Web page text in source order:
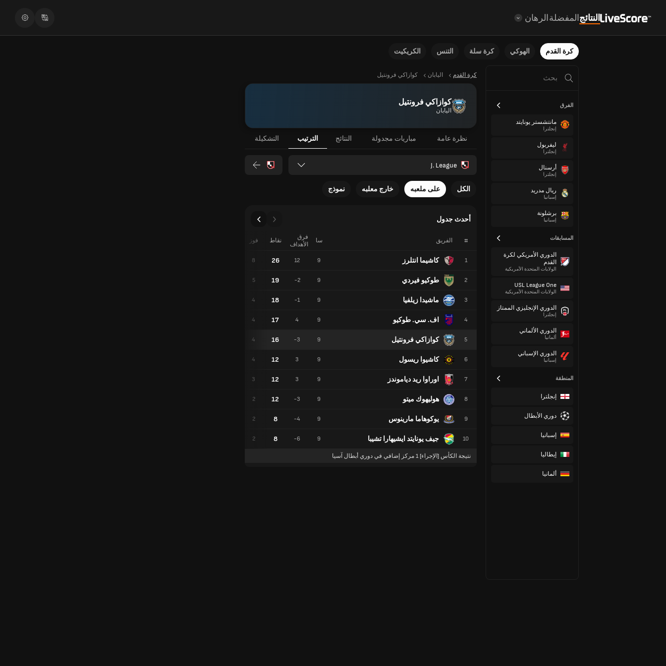
النتائجالمفضلةالرهان
كرة القدم الهوكي كرة سلة التنس الكريكيت
الفرق
مانتشستر يونايتد
إنجلترا
ليفربول
إنجلترا
أرسنال
إنجلترا
ريال مدريد
إسبانيا
برشلونة
إسبانيا
المسابقات
الدوري الأمريكي لكرة
القدم
الولايات المتحدة الأمريكية
USL League One
الولايات المتحدة الأمريكية
الدوري الإنجليزي الممتاز
إنجلترا
الدوري الألماني
ألمانيا
الدوري الإسباني
إسبانيا
المنطقة
إنجلترا
دوري الأبطال
إسبانيا
إيطاليا
ألمانيا
كرة القدم اليابان كوازاكي فرونتيل
كوازاكي فرونتيل
اليابان
نظرة عامة مباريات مجدولة النتائج الترتيب التشكيلة
J. League
الكل على ملعبه خارج معلبه نموذج
أحدث جدول
# الفريق
1 كاشيما انتلرز
2 طوكيو فيردي
3 ماشيدا زيلفيا
4 اف. سي. طوكيو
5 كوازاكي فرونتيل
6 كاشيوا ريسول
7 اوراوا ريد دياموندز
8 هوليهوك ميتو
9 يوكوهاما مارينوس
10 جيف يونايتد ايشيهارا تشيبا
سا
فرق
الأهداف
نقاط فوز
9
12
26
8
9
-2
19
5
9
-1
18
4
9
4
17
4
9
-3
16
4
9
3
12
4
9
3
12
3
9
-3
12
2
9
-4
8
2
9
-6
8
2
نتيجة الكأس [الإجراء] 1 مركز إضافي في دوري أبطال آسيا